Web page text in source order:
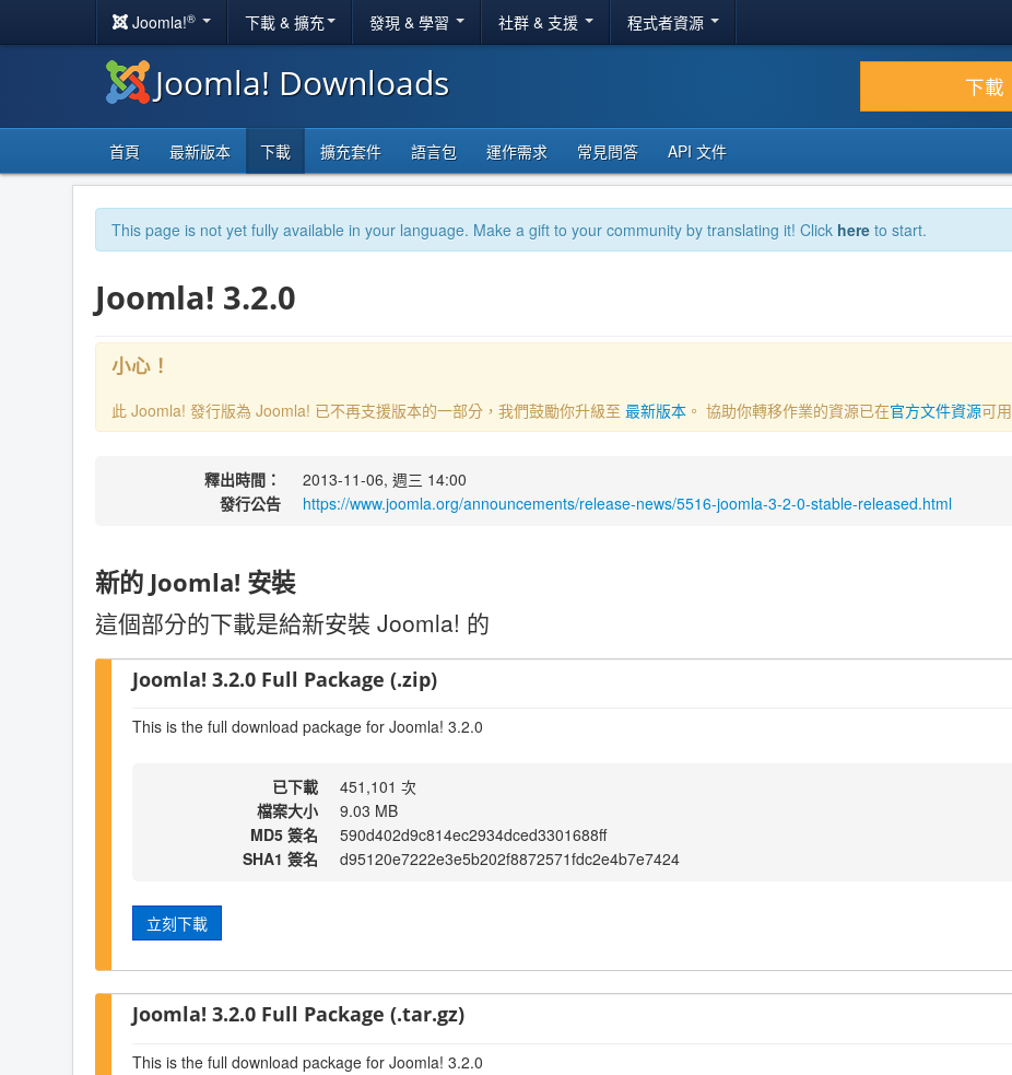
Joomla!® 下載 & 擴充 發現 & 學習 社群 & 支援 程式者資源
Joomla! Downloads 下載
首頁 最新版本 下載 擴充套件 語言包 運作需求 常見問答 API 文件
This page is not yet fully available in your language. Make a gift to your community by translating it! Click here to start.
Joomla! 3.2.0
小心！
此 Joomla! 發行版為 Joomla! 已不再支援版本的一部分，我們鼓勵你升級至 最新版本 。 協助你轉移作業的資源已在官方文件資源可用
釋出時間：
2013-11-06, 週三 14:00
發行公告
https://www.joomla.org/announcements/release-news/5516-joomla-3-2-0-stable-released.html
新的 Joomla! 安裝
這個部分的下載是給新安裝 Joomla! 的
Joomla! 3.2.0 Full Package (.zip)
This is the full download package for Joomla! 3.2.0
已下載
451,101 次
檔案大小
9.03 MB
MD5 簽名
590d402d9c814ec2934dced3301688ff
SHA1 簽名
d95120e7222e3e5b202f8872571fdc2e4b7e7424
立刻下載
Joomla! 3.2.0 Full Package (.tar.gz)
This is the full download package for Joomla! 3.2.0